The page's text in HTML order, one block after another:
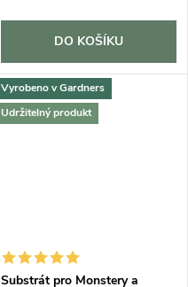
DO KOŠÍKU
Vyrobeno v Gardners
Udržitelný produkt
Substrát pro Monstery a